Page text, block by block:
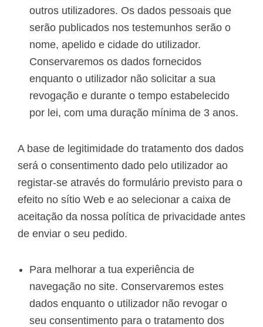
outros utilizadores. Os dados pessoais que
serão publicados nos testemunhos serão o
nome, apelido e cidade do utilizador.
Conservaremos os dados fornecidos
enquanto o utilizador não solicitar a sua
revogação e durante o tempo estabelecido
por lei, com uma duração mínima de 3 anos.
A base de legitimidade do tratamento dos dados
será o consentimento dado pelo utilizador ao
registar-se através do formulário previsto para o
efeito no sítio Web e ao selecionar a caixa de
aceitação da nossa política de privacidade antes
de enviar o seu pedido.
Para melhorar a tua experiência de
navegação no site. Conservaremos estes
dados enquanto o utilizador não revogar o
seu consentimento para o tratamento dos